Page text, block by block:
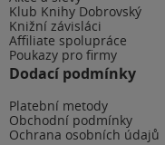
Klub Knihy Dobrovský
Knižní závisláci
Affiliate spolupráce
Poukazy pro firmy
Dodací podmínky
Platební metody
Obchodní podmínky
Ochrana osobních údajů